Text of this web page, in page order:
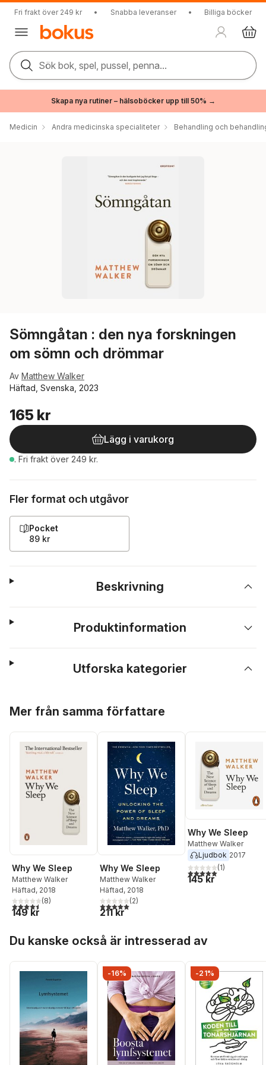
Fri frakt över 249 kr • Snabba leveranser • Billiga böcker
Sök bok, spel, pussel, penna...
Skapa nya rutiner – hälsoböcker upp till 50% →
Medicin Andra medicinska specialiteter Behandling och
Sömngåtan : den nya forskningen
om sömn och drömmar
Av Matthew Walker
Häftad, Svenska, 2023
165 kr
Lägg i varukorg
. Fri frakt över 249 kr.
Fler format och utgåvor
Pocket
89 kr
Beskrivning
Produktinformation
Utforska kategorier
Mer från samma författare
Why We Sleep
Matthew Walker
Häftad, 2018
4,5utav 5 stjärnor. Totalt antal röster:
(8)
149 kr
Why We Sleep
Matthew Walker
Häftad, 2018
5,0utav 5 stjärnor. Totalt antal röster:
(2)
211 kr
Why We Sleep
Matthew Walker
Ljudbok 2017
5,0utav 5 stjärnor.
(1)
145 kr
Du kanske också är intresserad av
-16% -21%